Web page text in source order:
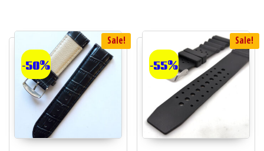
5
Sale!
-50%
Sale!
-55%